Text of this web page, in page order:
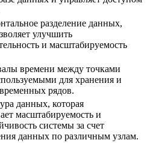
разделение данных,
улучшить
и масштабируемость
времени между точками
для хранения и
рядов.
данных, которая
масштабируемость и
системы за счет
данных по различным узлам.